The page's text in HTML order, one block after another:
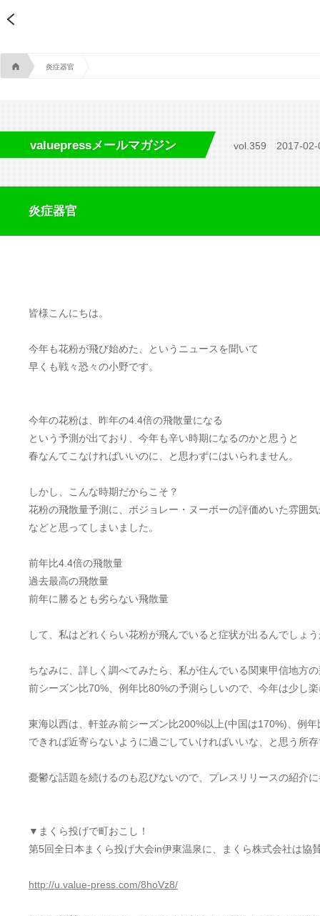
A 炎症器官
valuepressメールマガジン vol.359 2017-02-
炎症器官
皆様こんにちは。
今年も花粉が飛び始めた、というニュースを聞いて
早くも戦々恐々の小野です。
今年の花粉は、昨年の4.4倍の飛散量になる
という予測が出ており、今年も辛い時期になるのかと思うと
春なんてこなければいいのに、と思わずにはいられません。
しかし、こんな時期だからこそ？
花粉の飛散量予測に、ボジョレー・ヌーボーの評価めいた雰囲
などと思ってしまいました。
前年比4.4倍の飛散量
過去最高の飛散量
前年に勝るとも劣らない飛散量
して、私はどれくらい花粉が飛んでいると症状が出るんでしょ
ちなみに、詳しく調べてみたら、私が住んでいる関東甲信地方
前シーズン比70%、例年比80%の予測らしいので、今年は少し
東海以西は、軒並み前シーズン比200%以上(中国は170%)、例
できれば近寄らないように過ごしていければいいな、と思う所
憂鬱な話題を続けるのも忍びないので、プレスリリースの紹介
▼まくら投げで町おこし！
第5回全日本まくら投げ大会in伊東温泉に、まくら株式会社は協
http://u.value-press.com/8hoVz8/